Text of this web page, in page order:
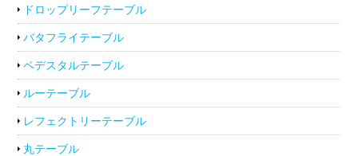
ドロップリーフテーブル
バタフライテーブル
ペデスタルテーブル
ルーテーブル
レフェクトリーテーブル
丸テーブル